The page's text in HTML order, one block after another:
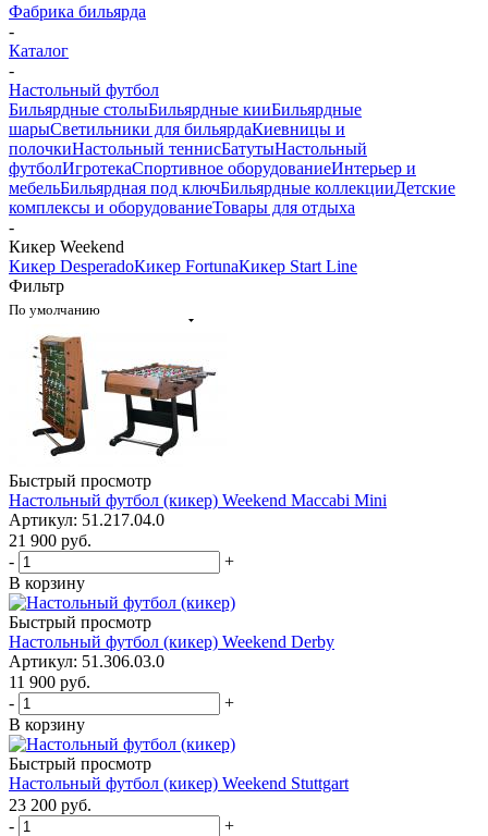
Фабрика бильярда
-
Каталог
-
Настольный футбол
Бильярдные столыБильярдные кииБильярдные
шарыСветильники для бильярдаКиевницы и
полочкиНастольный теннисБатутыНастольный
футболИгротекаСпортивное оборудованиеИнтерьер и
мебельБильярдная под ключБильярдные коллекцииДетские
комплексы и оборудованиеТовары для отдыха
-
Кикер Weekend
Кикер DesperadoКикер FortunaКикер Start Line
Фильтр
По умолчанию
Быстрый просмотр
Настольный футбол (кикер) Weekend Maccabi Mini
Артикул: 51.217.04.0
21 900 руб.
-
+
В корзину
Быстрый просмотр
Настольный футбол (кикер) Weekend Derby
Артикул: 51.306.03.0
11 900 руб.
-
+
В корзину
Быстрый просмотр
Настольный футбол (кикер) Weekend Stuttgart
23 200 руб.
-
+